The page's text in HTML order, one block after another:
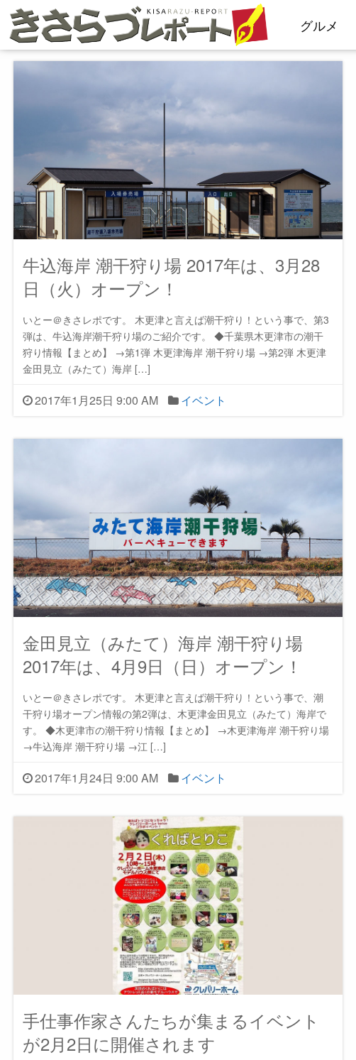
テ
グルメ
牛込海岸 潮干狩り場 2017年は、3月28
日（火）オープン！
いとー＠きさレポです。 木更津と言えば潮干狩り！という事で、第3
弾は、牛込海岸潮干狩り場のご紹介です。 ◆千葉県木更津市の潮干
狩り情報【まとめ】 →第1弾 木更津海岸 潮干狩り場 →第2弾 木更津
金田見立（みたて）海岸 […]
2017年1月25日 9:00 AM イベント
金田見立（みたて）海岸 潮干狩り場
2017年は、4月9日（日）オープン！
いとー＠きさレポです。 木更津と言えば潮干狩り！という事で、潮
干狩り場オープン情報の第2弾は、木更津金田見立（みたて）海岸で
す。 ◆木更津市の潮干狩り情報【まとめ】 →木更津海岸 潮干狩り場
→牛込海岸 潮干狩り場 →江 […]
2017年1月24日 9:00 AM イベント
手仕事作家さんたちが集まるイベント
が2月2日に開催されます